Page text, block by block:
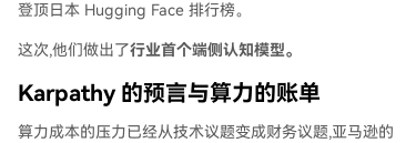
登顶日本 Hugging Face 排行榜。
这次,他们做出了行业首个端侧认知模型。
Karpathy 的预言与算力的账单
算力成本的压力已经从技术议题变成财务议题,亚马逊的